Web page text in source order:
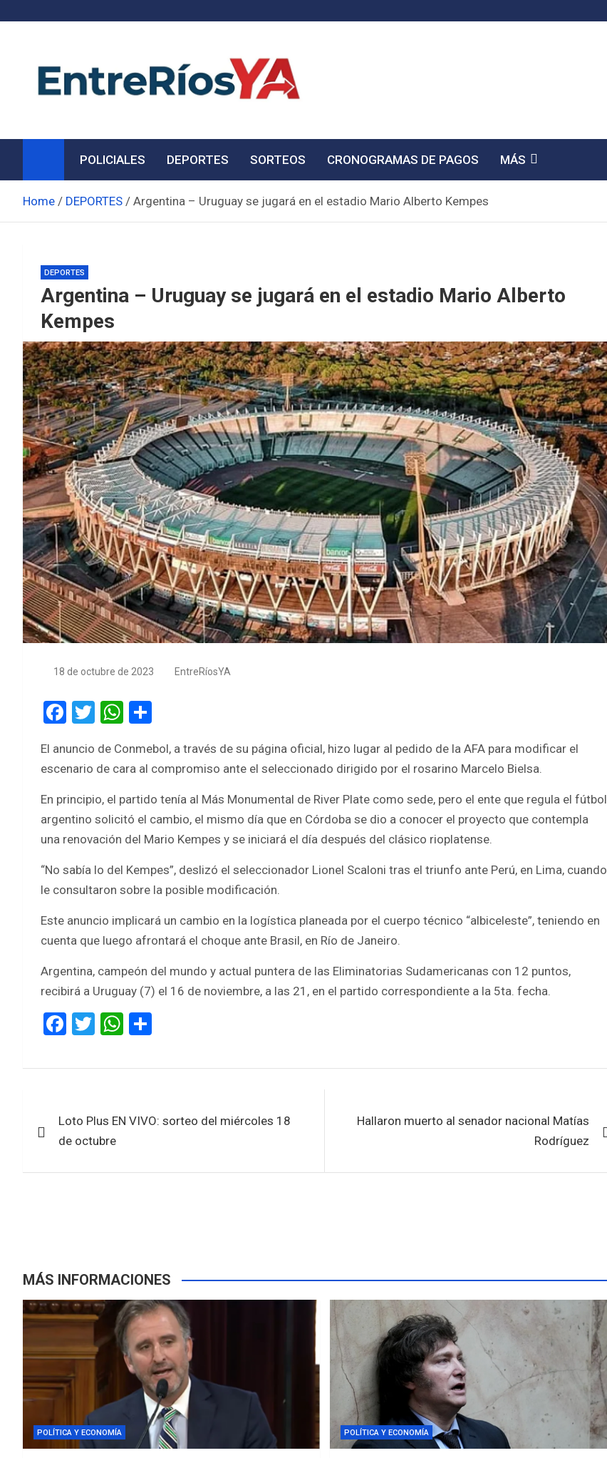
Noticias de Entre Ríos
POLICIALES DEPORTES SORTEOS CRONOGRAMAS DE PAGOS MÁS
Home DEPORTES Argentina – Uruguay se jugará en el estadio Mario Alberto Kempes
DEPORTES
Argentina – Uruguay se jugará en el estadio Mario Alberto
Kempes
18 de octubre de 2023 EntreRíosYA
F
ce
b
o
o
k
T
tt
er
W
at
s
A
p
p
ar
e
El anuncio de Conmebol, a través de su página oficial, hizo lugar al pedido de la AFA para modificar el
escenario de cara al compromiso ante el seleccionado dirigido por el rosarino Marcelo Bielsa.
En principio, el partido tenía al Más Monumental de River Plate como sede, pero el ente que regula el fútbol
argentino solicitó el cambio, el mismo día que en Córdoba se dio a conocer el proyecto que contempla
una renovación del Mario Kempes y se iniciará el día después del clásico rioplatense.
“No sabía lo del Kempes”, deslizó el seleccionador Lionel Scaloni tras el triunfo ante Perú, en Lima, cuando
le consultaron sobre la posible modificación.
Este anuncio implicará un cambio en la logística planeada por el cuerpo técnico “albiceleste”, teniendo en
cuenta que luego afrontará el choque ante Brasil, en Río de Janeiro.
Argentina, campeón del mundo y actual puntera de las Eliminatorias Sudamericanas con 12 puntos,
recibirá a Uruguay (7) el 16 de noviembre, a las 21, en el partido correspondiente a la 5ta. fecha.
F
ce
o
o
T
tt
W
at
A
ar
de
Loto Plus EN VIVO: sorteo del miércoles 18
de octubre
Hallaron muerto al senador nacional Matías
Rodríguez
MÁS INFORMACIONES
POLÍTICA Y ECONOMÍA POLÍTICA Y ECONOMÍA